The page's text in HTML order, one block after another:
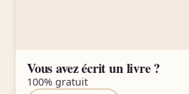
Vous avez écrit un livre ?
100% gratuit